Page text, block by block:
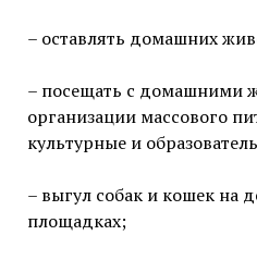
– оставлять домашних
– посещать с домашними
организации массового
культурные и
– выгул собак и кошек на
площадках;